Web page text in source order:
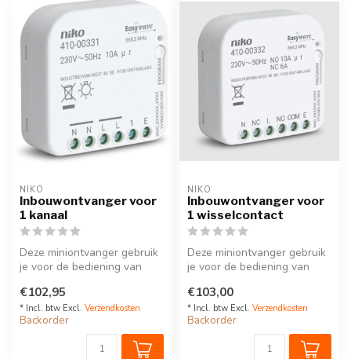
NIKO
Inbouwontvanger voor
1 kanaal
Deze miniontvanger gebruik
je voor de bediening van
€102,95
* Incl. btw Excl. Verzendkosten
Backorder
NIKO
Inbouwontvanger voor
1 wisselcontact
Deze miniontvanger gebruik
je voor de bediening van
€103,00
* Incl. btw Excl. Verzendkosten
Backorder